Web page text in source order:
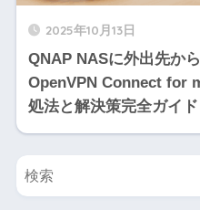
2025年10月13日
QNAP NASに外出先か
OpenVPN Connect for
処法と解決策完全ガイド